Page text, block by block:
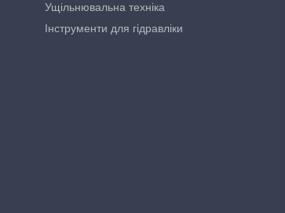
Ущільнювальна техніка
Інструменти для гідравліки